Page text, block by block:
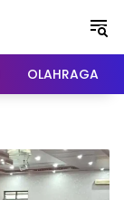
OLAHRAGA